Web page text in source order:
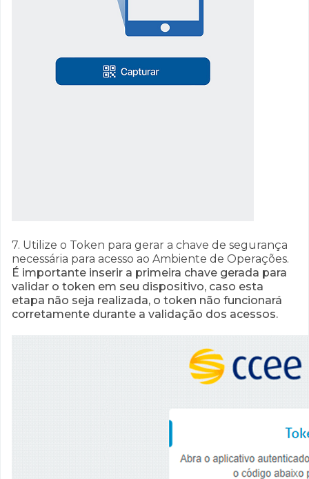
7. Utilize o Token para gerar a chave de segurança
necessária para acesso ao Ambiente de Operações.
É importante inserir a primeira chave gerada para
validar o token em seu dispositivo, caso esta
etapa não seja realizada, o token não funcionará
corretamente durante a validação dos acessos.